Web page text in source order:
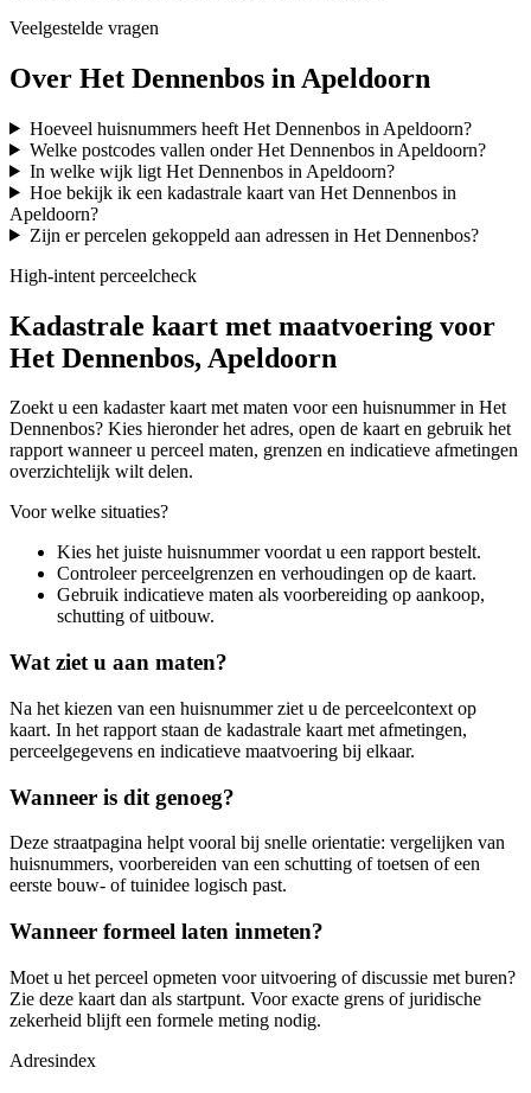
Veelgestelde vragen
Over Het Dennenbos in Apeldoorn
Hoeveel huisnummers heeft Het Dennenbos in Apeldoorn?
Welke postcodes vallen onder Het Dennenbos in Apeldoorn?
In welke wijk ligt Het Dennenbos in Apeldoorn?
Hoe bekijk ik een kadastrale kaart van Het Dennenbos in
Apeldoorn?
Zijn er percelen gekoppeld aan adressen in Het Dennenbos?
High-intent perceelcheck
Kadastrale kaart met maatvoering voor
Het Dennenbos, Apeldoorn
Zoekt u een kadaster kaart met maten voor een huisnummer in Het
Dennenbos? Kies hieronder het adres, open de kaart en gebruik het
rapport wanneer u perceel maten, grenzen en indicatieve afmetingen
overzichtelijk wilt delen.
Voor welke situaties?
Kies het juiste huisnummer voordat u een rapport bestelt.
Controleer perceelgrenzen en verhoudingen op de kaart.
Gebruik indicatieve maten als voorbereiding op aankoop,
schutting of uitbouw.
Wat ziet u aan maten?
Na het kiezen van een huisnummer ziet u de perceelcontext op
kaart. In het rapport staan de kadastrale kaart met afmetingen,
perceelgegevens en indicatieve maatvoering bij elkaar.
Wanneer is dit genoeg?
Deze straatpagina helpt vooral bij snelle orientatie: vergelijken van
huisnummers, voorbereiden van een schutting of toetsen of een
eerste bouw- of tuinidee logisch past.
Wanneer formeel laten inmeten?
Moet u het perceel opmeten voor uitvoering of discussie met buren?
Zie deze kaart dan als startpunt. Voor exacte grens of juridische
zekerheid blijft een formele meting nodig.
Adresindex